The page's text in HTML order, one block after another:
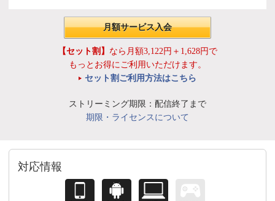
月額サービス入会
【セット割】 なら月額3,122円＋1,628円で
もっとお得にご利用いただけます。
セット割ご利用方法はこちら
ストリーミング期限：配信終了まで
期限・ライセンスについて
対応情報